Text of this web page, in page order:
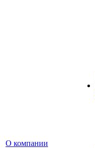
О компании